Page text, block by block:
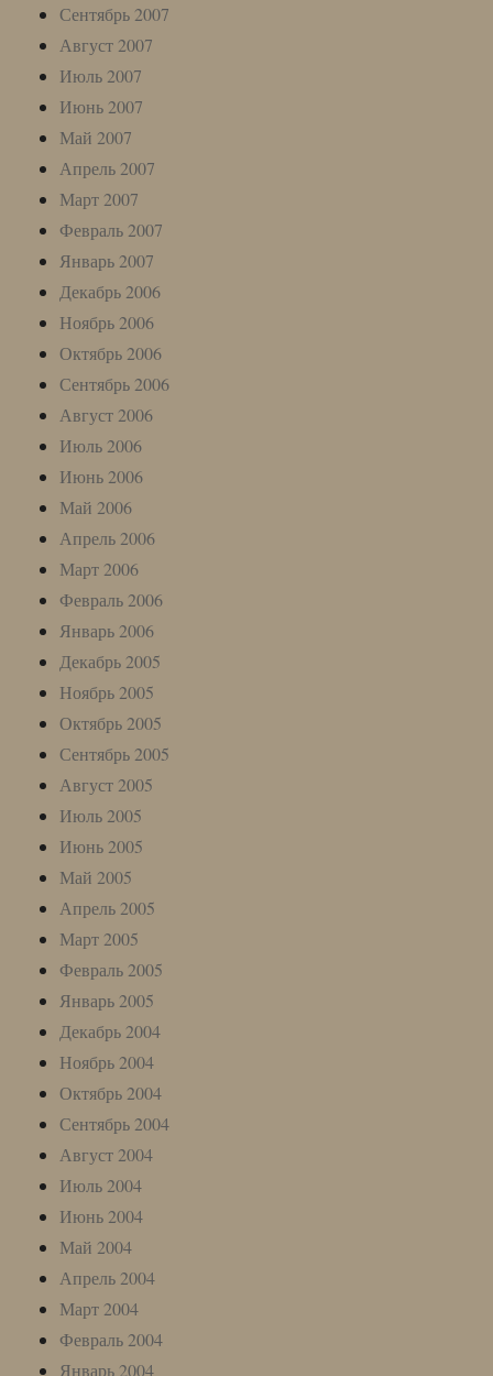
Сентябрь 2007
Август 2007
Июль 2007
Июнь 2007
Май 2007
Апрель 2007
Март 2007
Февраль 2007
Январь 2007
Декабрь 2006
Ноябрь 2006
Октябрь 2006
Сентябрь 2006
Август 2006
Июль 2006
Июнь 2006
Май 2006
Апрель 2006
Март 2006
Февраль 2006
Январь 2006
Декабрь 2005
Ноябрь 2005
Октябрь 2005
Сентябрь 2005
Август 2005
Июль 2005
Июнь 2005
Май 2005
Апрель 2005
Март 2005
Февраль 2005
Январь 2005
Декабрь 2004
Ноябрь 2004
Октябрь 2004
Сентябрь 2004
Август 2004
Июль 2004
Июнь 2004
Май 2004
Апрель 2004
Март 2004
Февраль 2004
Январь 2004